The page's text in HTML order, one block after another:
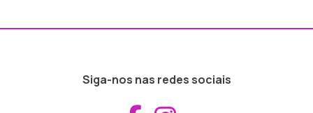
Siga-nos nas redes sociais